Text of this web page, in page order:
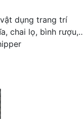
dụng trang trí
chai lọ, bình